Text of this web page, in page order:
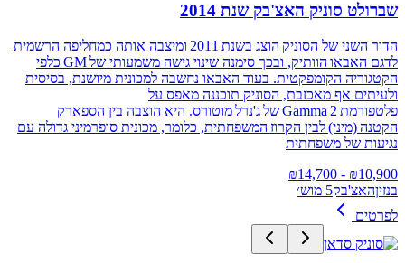
שברולט סוניק האצ'בק שנת 2014
הדור השני של הסוניק הוצג בשנת 2011 ומיצבה אותה כמחליפה הרשמית
לדגם האבאו הוותיק, ובכך סימנה שינוי גישה משמעותי של GM כלפי
הקטגוריה הקומפקטית. בעוד האבאו נחשבה למכונית מיושנת, בסיסית
ולעיתים אף מאכזבת, הסוניק תוכננה מאפס על
פלטפורמת Gamma 2 של ג'נרל מוטורס. היא הוצבה בין הספארק
הקטנה (מיני) לבין הקרוז המשפחתית, כלומר, מכונית סופרמיני גדולה עם
נגיעות של משפחתית
₪10,900
- ₪
14,700
בנזיןהאצ'בק5 מוש׳
לפרטים